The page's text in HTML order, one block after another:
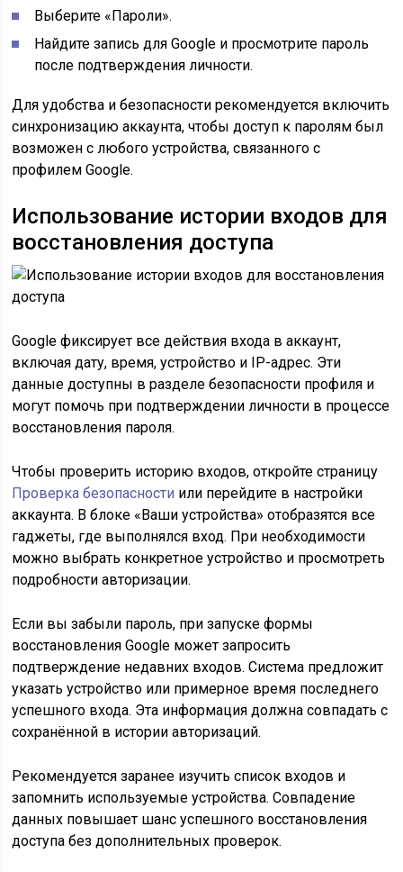
Выберите «Пароли».
Найдите запись для Google и просмотрите пароль
после подтверждения личности.
Для удобства и безопасности рекомендуется включить
синхронизацию аккаунта, чтобы доступ к паролям был
возможен с любого устройства, связанного с
профилем Google.
Использование истории входов для
восстановления доступа
Google фиксирует все действия входа в аккаунт,
включая дату, время, устройство и IP-адрес. Эти
данные доступны в разделе безопасности профиля и
могут помочь при подтверждении личности в процессе
восстановления пароля.
Чтобы проверить историю входов, откройте страницу
Проверка безопасности или перейдите в настройки
аккаунта. В блоке «Ваши устройства» отобразятся все
гаджеты, где выполнялся вход. При необходимости
можно выбрать конкретное устройство и просмотреть
подробности авторизации.
Если вы забыли пароль, при запуске формы
восстановления Google может запросить
подтверждение недавних входов. Система предложит
указать устройство или примерное время последнего
успешного входа. Эта информация должна совпадать с
сохранённой в истории авторизаций.
Рекомендуется заранее изучить список входов и
запомнить используемые устройства. Совпадение
данных повышает шанс успешного восстановления
доступа без дополнительных проверок.